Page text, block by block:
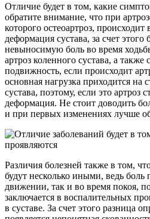
Отличие будет в том, какие
обратите внимание, что при
которого остеоартроз, происходит
деформация сустава, за счет
невыносимую боль во время
артроз коленного сустава, а
подвижность, если происходит
основная нагрузка приходится на
сустава, поэтому, если это артроз
деформация. Не стоит доводить
и при первых изменениях лучше
Различия болезней также в том,
будут несколько иными, ведь боль
движении, так и во время покоя,
заключается в воспалительных
в суставе. За счет этого разница